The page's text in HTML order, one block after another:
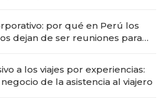
por qué en Perú los
dejan de ser reuniones para
a los viajes por experiencias:
de la asistencia al viajero